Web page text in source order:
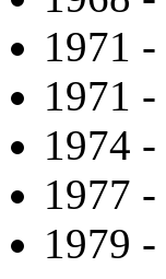
1971 -
1971 -
1974 -
1977 -
1979 -